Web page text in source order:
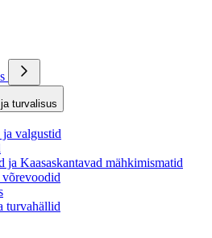
turvalisus
ja valgustid
ja Kaasaskantavad mähkimismatid
turvahällid